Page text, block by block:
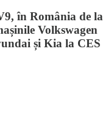
în România de la
Volkswagen
și Kia la CES